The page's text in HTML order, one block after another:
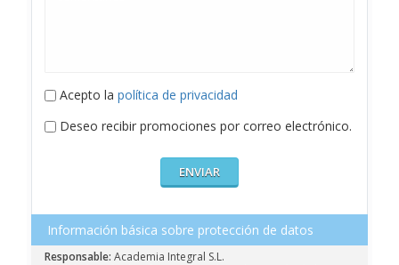
Acepto la política de privacidad
Deseo recibir promociones por correo electrónico.
Información básica sobre protección de datos
Responsable: Academia Integral S.L.